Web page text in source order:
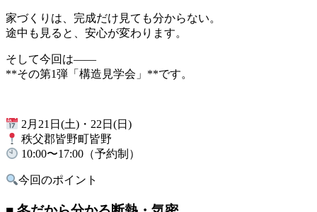
家づくりは、完成だけ見ても分からない。
途中も見ると、安心が変わります。
そして今回は——
**その第1弾「構造見学会」**です。
2月21日(土)・22日(日)
秩父郡皆野町皆野
10:00〜17:00（予約制）
今回のポイント